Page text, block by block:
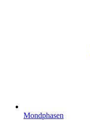
Mondphasen